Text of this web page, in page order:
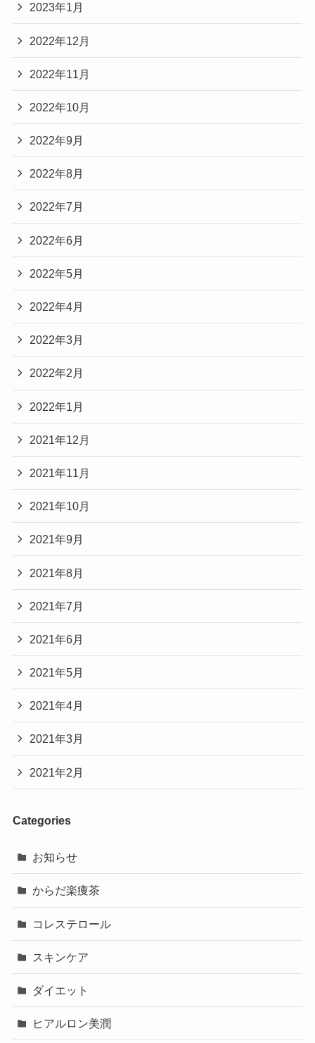
2023年1月
2022年12月
2022年11月
2022年10月
2022年9月
2022年8月
2022年7月
2022年6月
2022年5月
2022年4月
2022年3月
2022年2月
2022年1月
2021年12月
2021年11月
2021年10月
2021年9月
2021年8月
2021年7月
2021年6月
2021年5月
2021年4月
2021年3月
2021年2月
Categories
お知らせ
からだ楽痩茶
コレステロール
スキンケア
ダイエット
ヒアルロン美潤